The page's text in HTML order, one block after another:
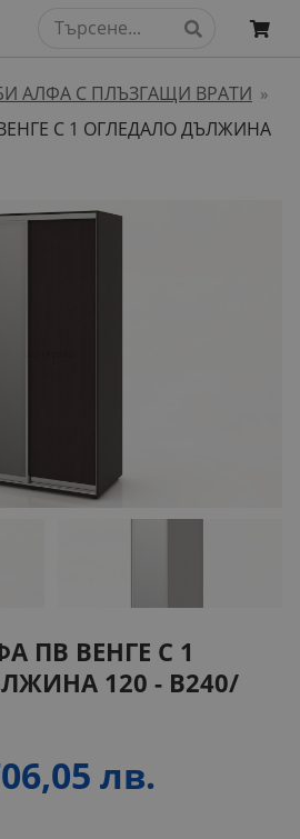
АЛФА С ПЛЪЗГАЩИ ВРАТИ »
С 1 ОГЛЕДАЛО ДЪЛЖИНА
ПВ ВЕНГЕ С 1
120 - В240/
лв.